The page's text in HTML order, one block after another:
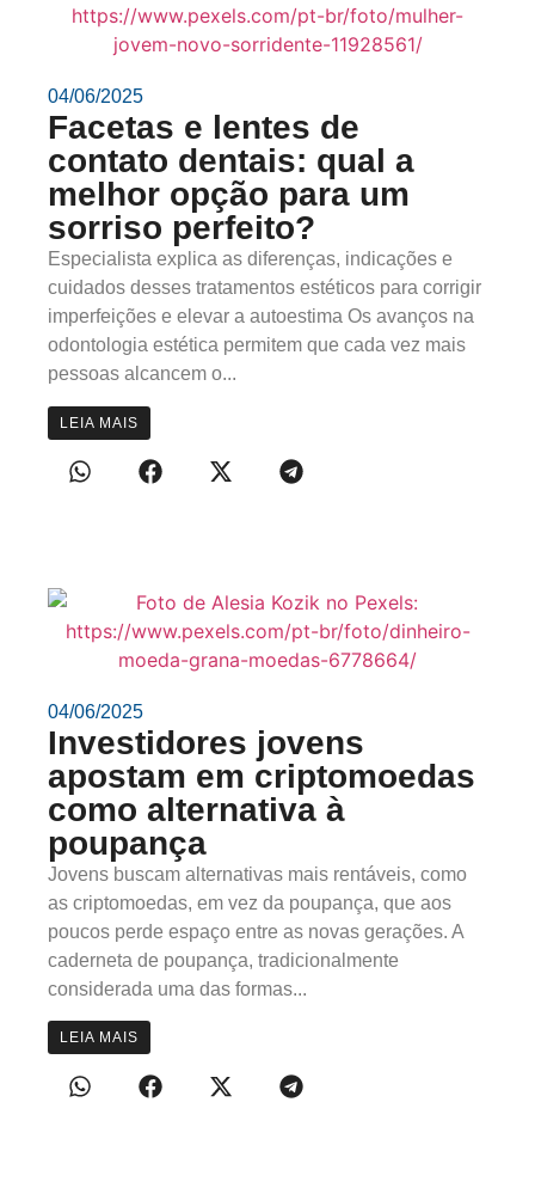
04/06/2025
Facetas e lentes de
contato dentais: qual a
melhor opção para um
sorriso perfeito?
Especialista explica as diferenças, indicações e
cuidados desses tratamentos estéticos para corrigir
imperfeições e elevar a autoestima Os avanços na
odontologia estética permitem que cada vez mais
pessoas alcancem o...
LEIA MAIS
04/06/2025
Investidores jovens
apostam em criptomoedas
como alternativa à
poupança
Jovens buscam alternativas mais rentáveis, como
as criptomoedas, em vez da poupança, que aos
poucos perde espaço entre as novas gerações. A
caderneta de poupança, tradicionalmente
considerada uma das formas...
LEIA MAIS